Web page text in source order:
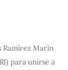
Ramírez Marín
para unirse a